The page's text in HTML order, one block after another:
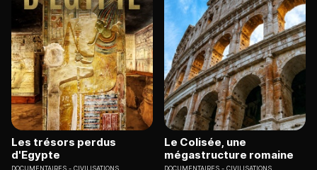
Les trésors perdus
d'Egypte
DOCUMENTAIRES
CIVILISATIONS
Le Colisée, une
mégastructure romaine
DOCUMENTAIRES
CIVILISATIONS